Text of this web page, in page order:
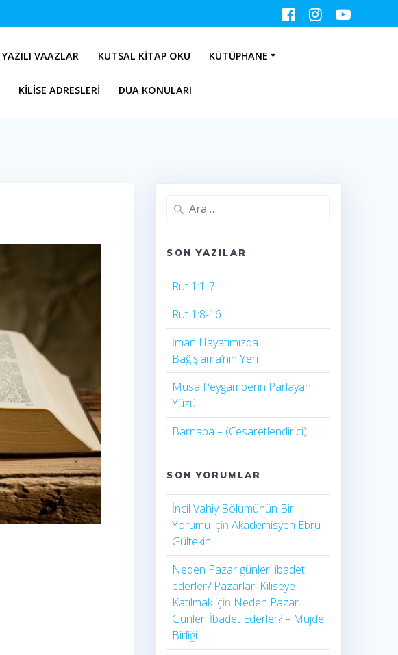
YAZILI VAAZLAR KUTSAL KITAP OKU KÜTÜPHANE
KILISE ADRESLERI DUA KONULARI
Arama:
SON YAZILAR
Rut 1:1-7
Rut 1:8-16
İman Hayatımızda
Bağışlama’nın Yeri
Musa Peygamberin Parlayan
Yüzü
Barnaba – (Cesaretlendirici)
SON YORUMLAR
İncil Vahiy Bölümünün Bir
Yorumu içinAkademisyen Ebru
Gültekin
Neden Pazar günleri ibadet
ederler? Pazarları Kiliseye
Katılmakiçin Neden Pazar
Günleri İbadet Ederler? – Müjde
Birliği